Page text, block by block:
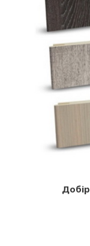
Добір